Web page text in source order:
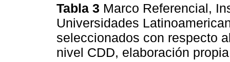
Tabla 3 Marco Referencial,
Universidades
seleccionados con respecto
nivel CDD, elaboración